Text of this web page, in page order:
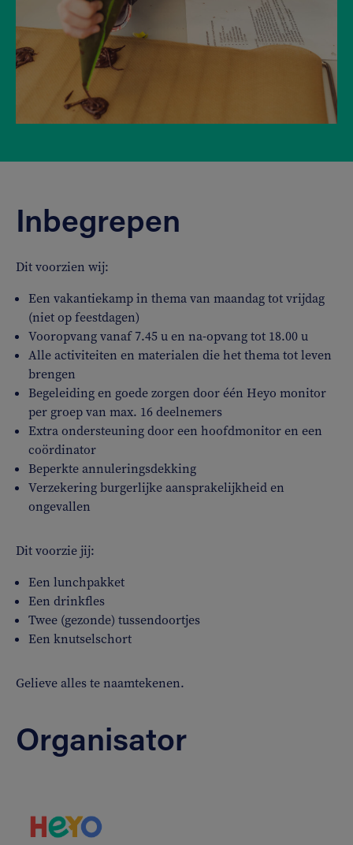
Inbegrepen
Dit voorzien wij:
Een vakantiekamp in thema van maandag tot vrijdag
(niet op feestdagen)
Vooropvang vanaf 7.45 u en na-opvang tot 18.00 u
Alle activiteiten en materialen die het thema tot leven
brengen
Begeleiding en goede zorgen door één Heyo monitor
per groep van max. 16 deelnemers
Extra ondersteuning door een hoofdmonitor en een
coördinator
Beperkte annuleringsdekking
Verzekering burgerlijke aansprakelijkheid en
ongevallen
Dit voorzie jij:
Een lunchpakket
Een drinkfles
Twee (gezonde) tussendoortjes
Een knutselschort
Gelieve alles te naamtekenen.
Organisator